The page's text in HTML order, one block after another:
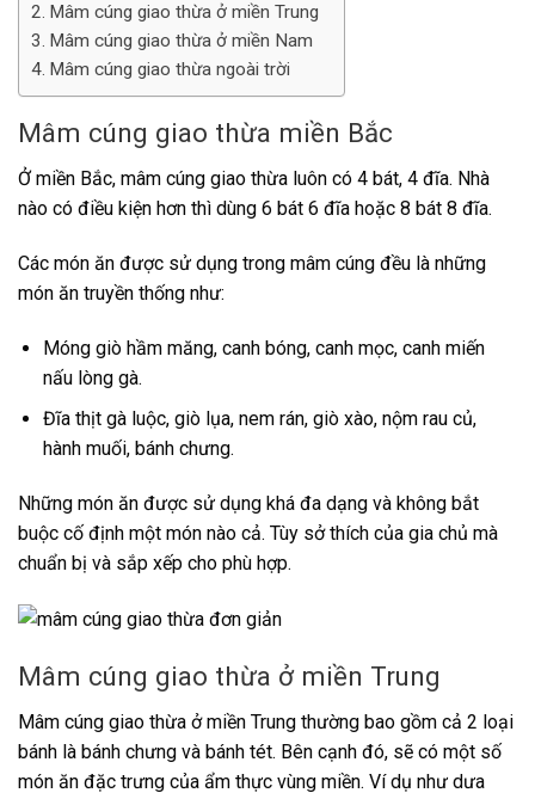
Mâm cúng giao thừa ở miền Trung
Mâm cúng giao thừa ở miền Nam
Mâm cúng giao thừa ngoài trời
Mâm cúng giao thừa miền Bắc
Ở miền Bắc, mâm cúng giao thừa luôn có 4 bát, 4 đĩa. Nhà
nào có điều kiện hơn thì dùng 6 bát 6 đĩa hoặc 8 bát 8 đĩa.
Các món ăn được sử dụng trong mâm cúng đều là những
món ăn truyền thống như:
Móng giò hầm măng, canh bóng, canh mọc, canh miến
nấu lòng gà.
Đĩa thịt gà luộc, giò lụa, nem rán, giò xào, nộm rau củ,
hành muối, bánh chưng.
Những món ăn được sử dụng khá đa dạng và không bắt
buộc cố định một món nào cả. Tùy sở thích của gia chủ mà
chuẩn bị và sắp xếp cho phù hợp.
Mâm cúng giao thừa ở miền Trung
Mâm cúng giao thừa ở miền Trung thường bao gồm cả 2 loại
bánh là bánh chưng và bánh tét. Bên cạnh đó, sẽ có một số
món ăn đặc trưng của ẩm thực vùng miền. Ví dụ như dưa